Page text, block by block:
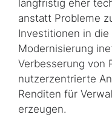
langfristig eher
anstatt Probleme
Investitionen in
Modernisierung
Verbesserung von
nutzerzentrierte
Renditen für
erzeugen.